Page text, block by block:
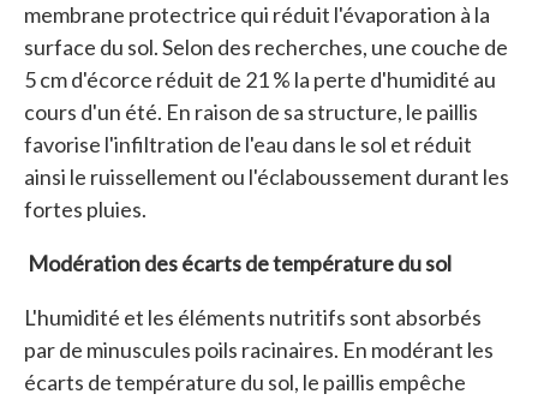
membrane protectrice qui réduit l'évaporation à la
surface du sol. Selon des recherches, une couche de
5 cm d'écorce réduit de 21 % la perte d'humidité au
cours d'un été. En raison de sa structure, le paillis
favorise l'infiltration de l'eau dans le sol et réduit
ainsi le ruissellement ou l'éclaboussement durant les
fortes pluies.
Modération des écarts de température du sol
L'humidité et les éléments nutritifs sont absorbés
par de minuscules poils racinaires. En modérant les
écarts de température du sol, le paillis empêche